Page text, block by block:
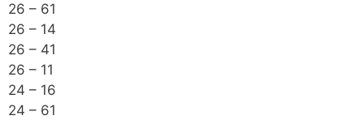
26 – 61
26 – 14
26 – 41
26 – 11
24 – 16
24 – 61